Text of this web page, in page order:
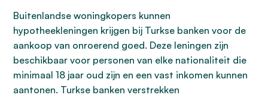
Buitenlandse woningkopers kunnen
hypotheekleningen krijgen bij Turkse banken voor de
aankoop van onroerend goed. Deze leningen zijn
beschikbaar voor personen van elke nationaliteit die
minimaal 18 jaar oud zijn en een vast inkomen kunnen
aantonen. Turkse banken verstrekken